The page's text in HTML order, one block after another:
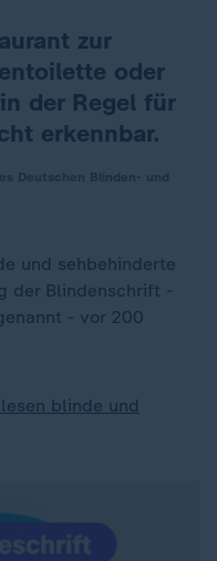
zur
oder
der Regel für
erkennbar.
und sehbehinderte
der Blindenschrift -
- vor 200
blinde und